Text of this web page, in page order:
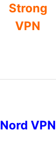
Strong
VPN
Nord VPN